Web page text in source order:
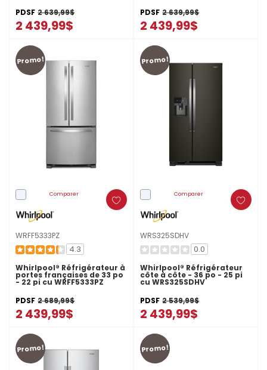
PDSF 2 639,99$
2 439,99$
PDSF 2 639,99$
2 439,99$
Promo!
Comparer
WRFF5333PZ
4.3
Whirlpool® Réfrigérateur à
portes françaises de 33 po
- 22 pi cu WRFF5333PZ
PDSF 2 689,99$
2 439,99$
Promo!
Comparer
WRS325SDHV
0.0
Whirlpool® Réfrigérateur
côte à côte - 36 po - 25 pi
cu WRS325SDHV
PDSF 2 539,99$
2 439,99$
Promo! Promo!